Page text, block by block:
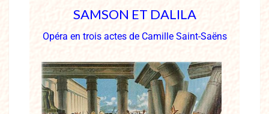
SAMSON ET DALILA
Opéra en trois actes de Camille Saint-Saëns